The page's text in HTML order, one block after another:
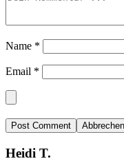
Name *
Email *
Abbrechen
Heidi T.